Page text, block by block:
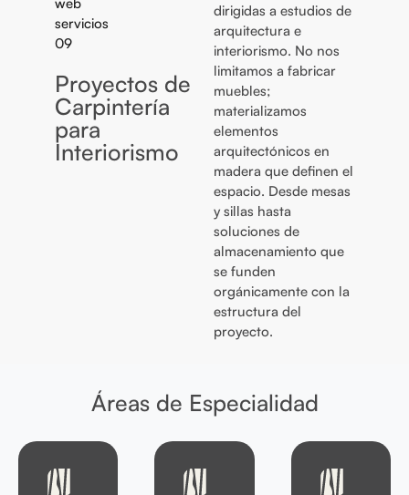
Proyectos de
Carpintería
para
Interiorismo
dirigidas a estudios de
arquitectura e
interiorismo. No nos
limitamos a fabricar
muebles;
materializamos
elementos
arquitectónicos en
madera que definen el
espacio. Desde mesas
y sillas hasta
soluciones de
almacenamiento que
se funden
orgánicamente con la
estructura del
proyecto.
Áreas de Especialidad